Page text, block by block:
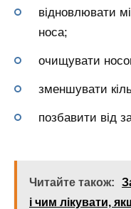
відновлювати
носа;
очищувати
зменшувати
позбавити від
Читайте також:
і чим лікувати,